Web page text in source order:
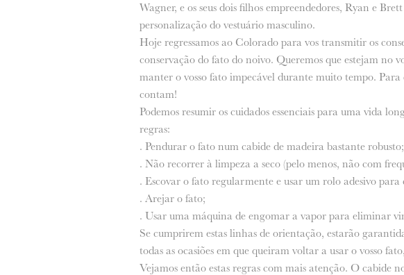
Wagner, e os seus dois filhos empreendedores, Ryan e
personalização do vestuário masculino.
Hoje regressamos ao Colorado para vos transmitir os
conservação do fato do noivo. Queremos que estejam no
manter o vosso fato impecável durante muito tempo. Para
contam!
Podemos resumir os cuidados essenciais para uma vida
regras:
. Pendurar o fato num cabide de madeira bastante robusto;
. Não recorrer à limpeza a seco (pelo menos, não com
. Escovar o fato regularmente e usar um rolo adesivo
. Arejar o fato;
. Usar uma máquina de engomar a vapor para eliminar
Se cumprirem estas linhas de orientação, estarão
todas as ocasiões em que queiram voltar a usar o vosso
Vejamos então estas regras com mais atenção. O cabide